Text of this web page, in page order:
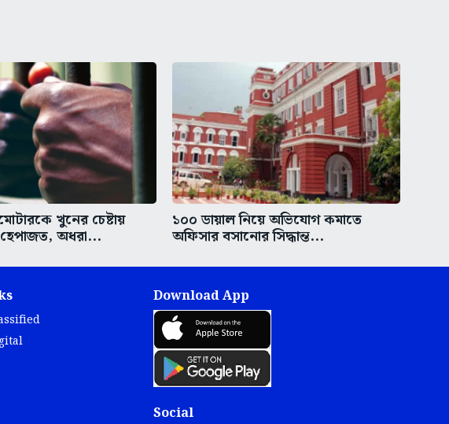
খুনের চেষ্টায়
অধরা...
১০০ ডায়াল নিয়ে অভিযোগ কমাতে
অফিসার বসানোর সিদ্ধান্ত...
Download App
Social